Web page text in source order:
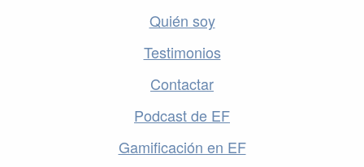
Quién soy
Testimonios
Contactar
Podcast de EF
Gamificación en EF